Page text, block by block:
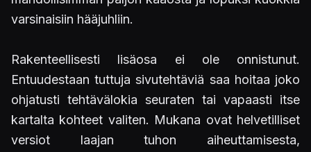
varsinaisiin hääjuhliin.
Rakenteellisesti lisäosa ei ole onnistunut.
Entuudestaan tuttuja sivutehtäviä saa hoitaa joko
ohjatusti tehtävälokia seuraten tai vapaasti itse
kartalta kohteet valiten. Mukana ovat helvetilliset
versiot laajan tuhon aiheuttamisesta,